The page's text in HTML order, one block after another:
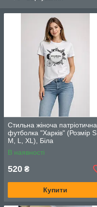
Стильна жіноча патріотична
футболка "Харків" (Розмір S,
M, L, XL), Біла
В наявності
520 ₴
Купити